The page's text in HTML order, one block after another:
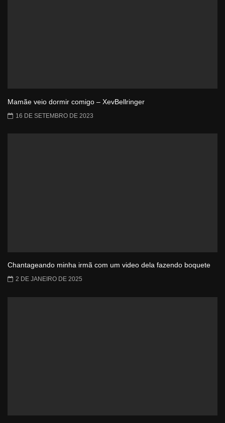
Mamãe veio dormir comigo – XevBellringer
16 DE SETEMBRO DE 2023
Chantageando minha irmã com um video dela fazendo boquete
2 DE JANEIRO DE 2025